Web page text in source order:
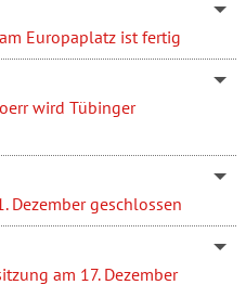
Europaplatz ist fertig
wird Tübinger
Dezember geschlossen
am 17. Dezember